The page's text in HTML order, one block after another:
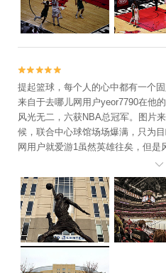


提起篮球，每个人的心中都有一个
来自于去哪儿网用户yeor7790在他
风光无二，六获NBA总冠军。图片
候，联合中心球馆场场爆满，只为
网用户就爱游1虽然英雄往矣，但
于去哪儿网用户就爱游1联合中心一
